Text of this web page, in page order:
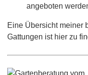
angeboten
Eine Übersicht meiner
Gattungen ist hier zu